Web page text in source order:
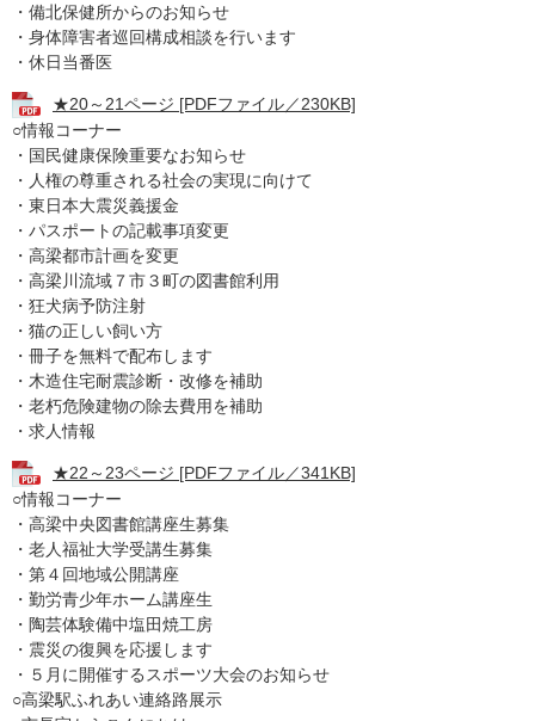
・備北保健所からのお知らせ
・身体障害者巡回構成相談を行います
・休日当番医
★20～21ページ [PDFファイル／230KB]
○情報コーナー
・国民健康保険重要なお知らせ
・人権の尊重される社会の実現に向けて
・東日本大震災義援金
・パスポートの記載事項変更
・高梁都市計画を変更
・高梁川流域７市３町の図書館利用
・狂犬病予防注射
・猫の正しい飼い方
・冊子を無料で配布します
・木造住宅耐震診断・改修を補助
・老朽危険建物の除去費用を補助
・求人情報
★22～23ページ [PDFファイル／341KB]
○情報コーナー
・高梁中央図書館講座生募集
・老人福祉大学受講生募集
・第４回地域公開講座
・勤労青少年ホーム講座生
・陶芸体験備中塩田焼工房
・震災の復興を応援します
・５月に開催するスポーツ大会のお知らせ
○高梁駅ふれあい連絡路展示